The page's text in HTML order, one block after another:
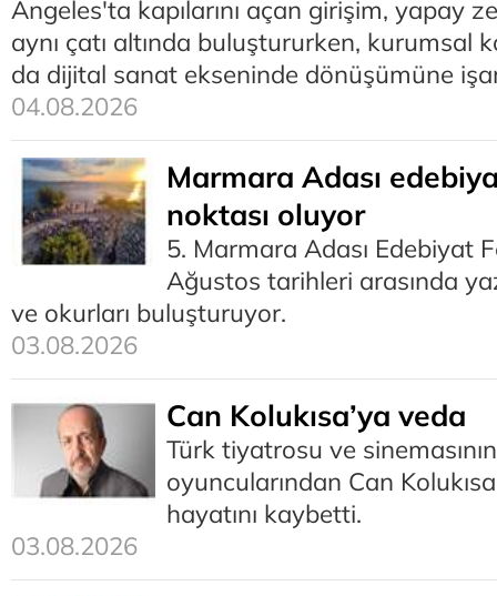
Angeles'ta kapılarını açan girişim, yapay
aynı çatı altında buluştururken, kurumsal
da dijital sanat ekseninde dönüşümüne
04.08.2026
Marmara Adası
noktası oluyor
5. Marmara Adası Edebiyat
Ağustos tarihleri arasında
ve okurları buluşturuyor.
03.08.2026
Can Kolukısa’ya veda
Türk tiyatrosu ve
oyuncularından Can
hayatını kaybetti.
03.08.2026